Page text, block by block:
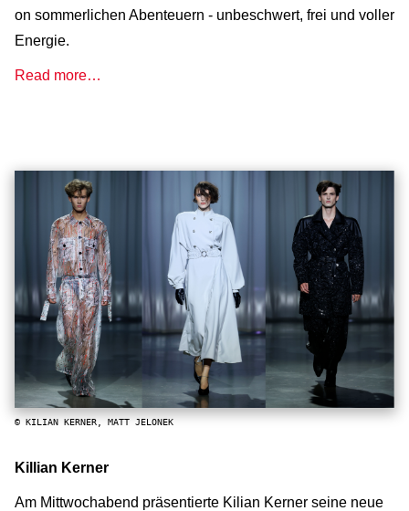
on sommerlichen Abenteuern - unbeschwert, frei und voller
Energie.
Read more…
© KILIAN KERNER, MATT JELONEK
Killian Kerner
Am Mittwochabend präsentierte Kilian Kerner seine neue